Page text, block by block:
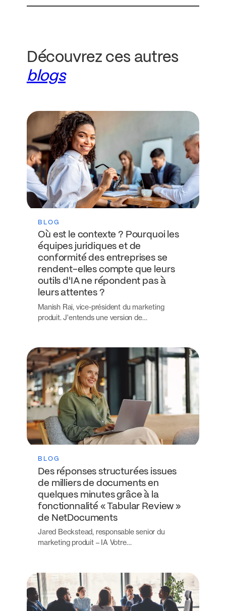
Découvrez ces autres
blogs
BLOG
Où est le contexte ? Pourquoi les
équipes juridiques et de
conformité des entreprises se
rendent-elles compte que leurs
outils d'IA ne répondent pas à
leurs attentes ?
Manish Rai, vice-président du marketing
produit. J'entends une version de…
BLOG
Des réponses structurées issues
de milliers de documents en
quelques minutes grâce à la
fonctionnalité « Tabular Review »
de NetDocuments
Jared Beckstead, responsable senior du
marketing produit – IA Votre…